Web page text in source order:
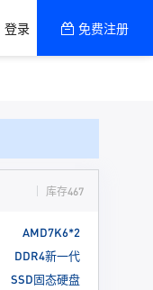
登录 免费注册
库存467
AMD7K6*2
DDR4新一代
SSD固态硬盘